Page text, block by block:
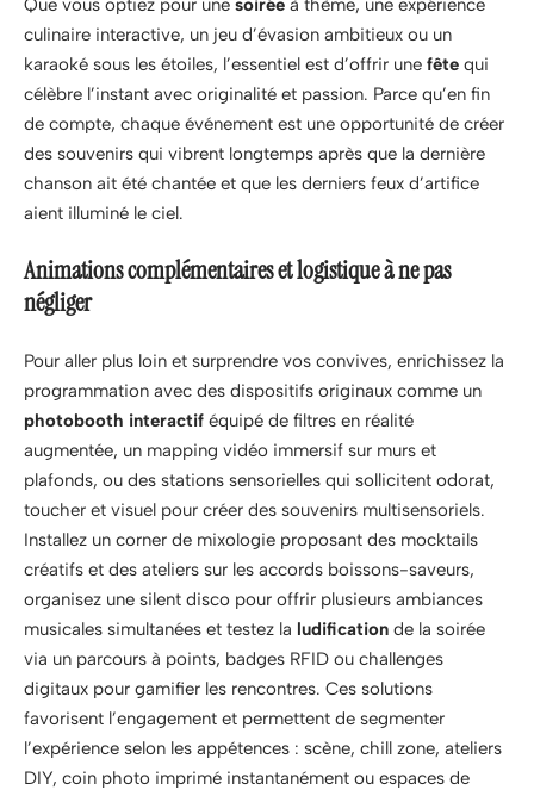
Que vous optiez pour une soirée à thème, une expérience
culinaire interactive, un jeu d’évasion ambitieux ou un
karaoké sous les étoiles, l’essentiel est d’offrir une fête qui
célèbre l’instant avec originalité et passion. Parce qu’en fin
de compte, chaque événement est une opportunité de créer
des souvenirs qui vibrent longtemps après que la dernière
chanson ait été chantée et que les derniers feux d’artifice
aient illuminé le ciel.
Animations complémentaires et logistique à ne pas
négliger
Pour aller plus loin et surprendre vos convives, enrichissez la
programmation avec des dispositifs originaux comme un
photobooth interactif équipé de filtres en réalité
augmentée, un mapping vidéo immersif sur murs et
plafonds, ou des stations sensorielles qui sollicitent odorat,
toucher et visuel pour créer des souvenirs multisensoriels.
Installez un corner de mixologie proposant des mocktails
créatifs et des ateliers sur les accords boissons-saveurs,
organisez une silent disco pour offrir plusieurs ambiances
musicales simultanées et testez la ludification de la soirée
via un parcours à points, badges RFID ou challenges
digitaux pour gamifier les rencontres. Ces solutions
favorisent l’engagement et permettent de segmenter
l’expérience selon les appétences : scène, chill zone, ateliers
DIY, coin photo imprimé instantanément ou espaces de